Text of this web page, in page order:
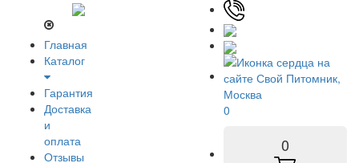
Главная
Каталог
Гарантия
Доставка
и
оплата
Отзывы
0
0